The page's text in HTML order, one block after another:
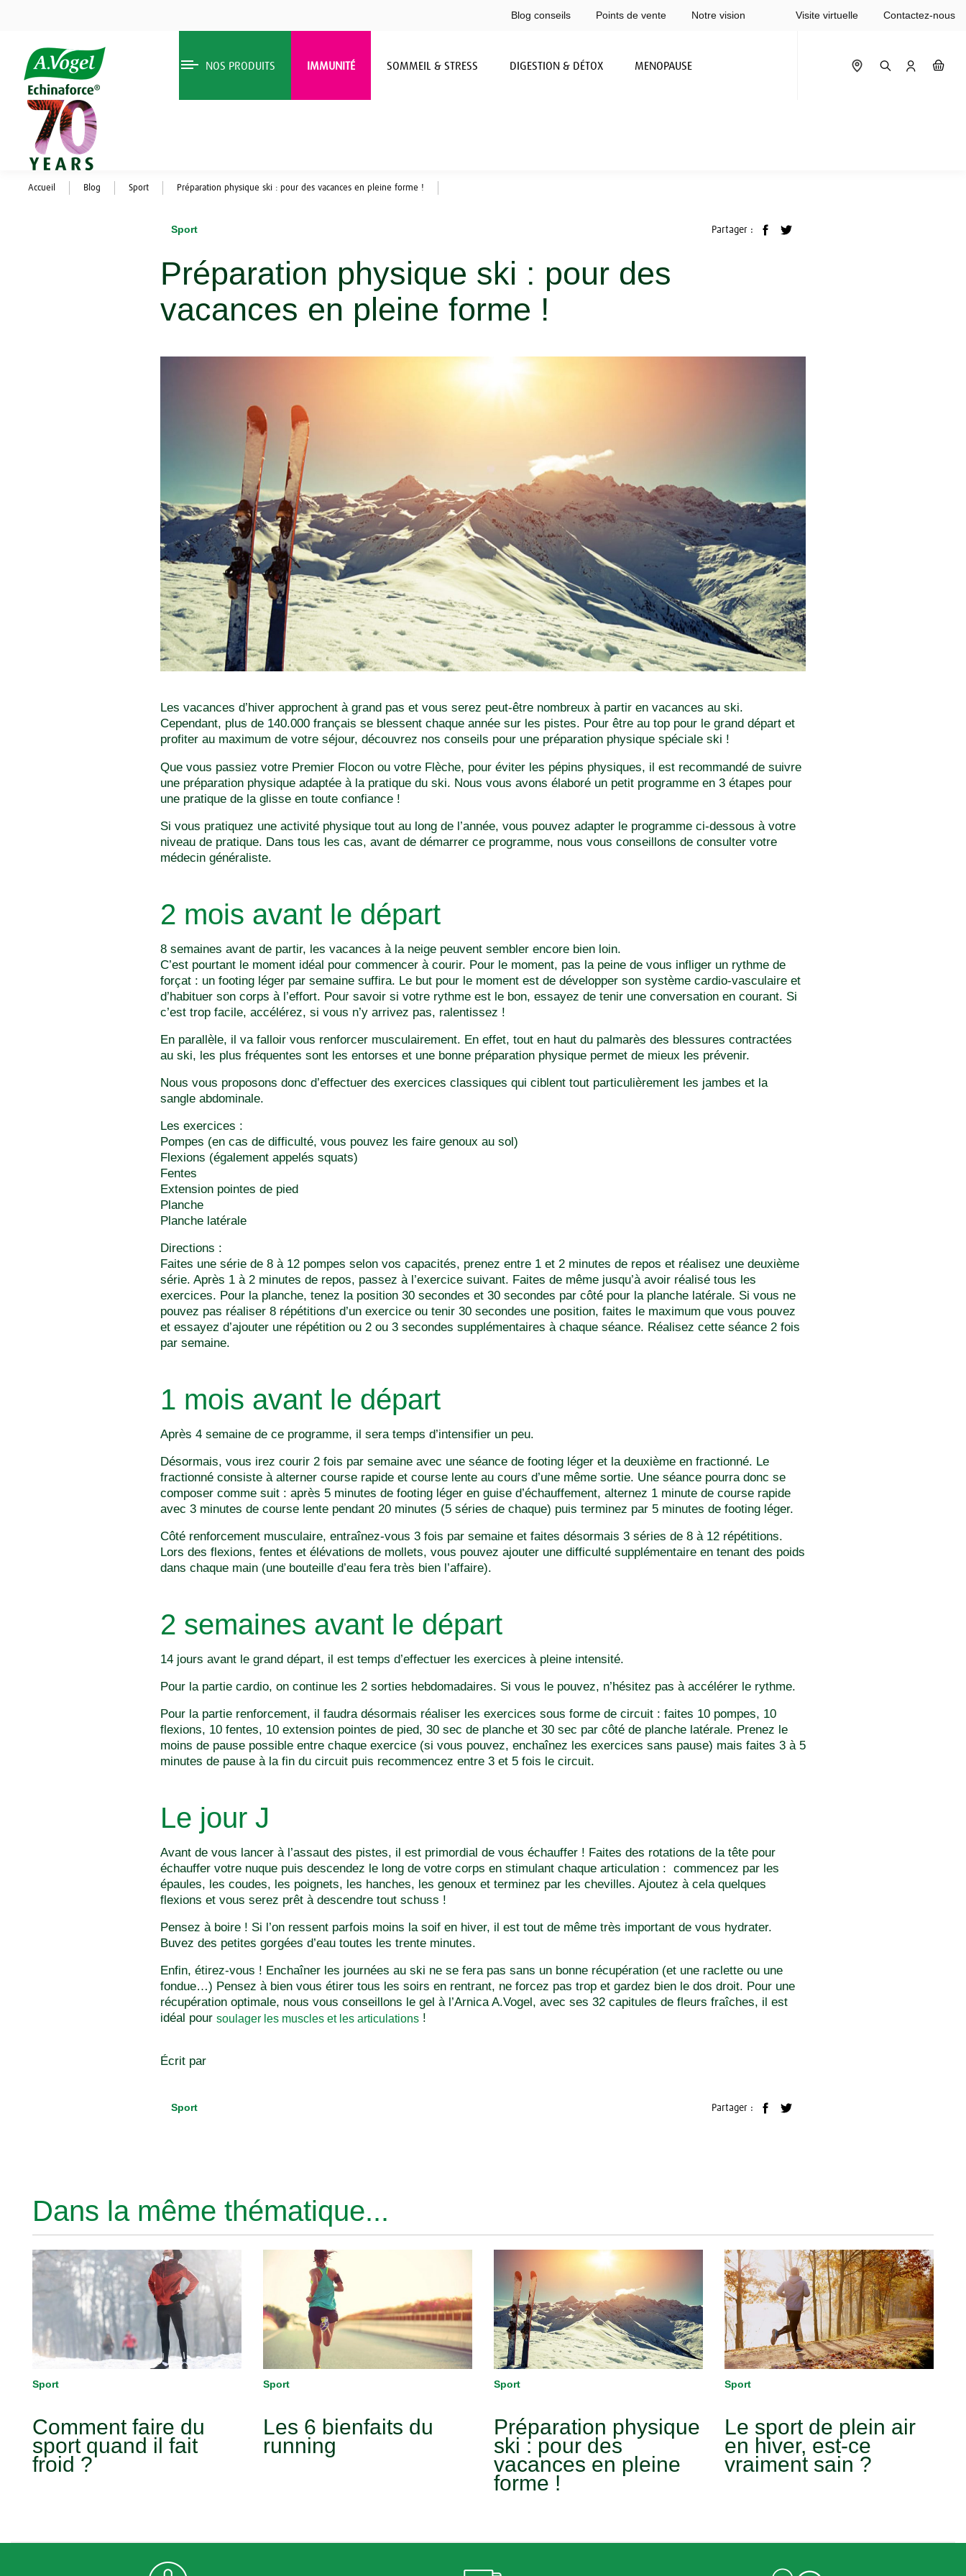
Blog conseils Points de vente Notre vision Visite virtuelle Contactez-nous
NOS PRODUITS IMMUNITÉ SOMMEIL & STRESS DIGESTION & DÉTOX MENOPAUSE
Accueil Blog Sport Préparation physique ski : pour des vacances en pleine forme !
Sport Partager :
Préparation physique ski : pour des
vacances en pleine forme !
Les vacances d’hiver approchent à grand pas et vous serez peut-être nombreux à partir en vacances au ski.
Cependant, plus de 140.000 français se blessent chaque année sur les pistes. Pour être au top pour le grand départ et
profiter au maximum de votre séjour, découvrez nos conseils pour une préparation physique spéciale ski !
Que vous passiez votre Premier Flocon ou votre Flèche, pour éviter les pépins physiques, il est recommandé de suivre
une préparation physique adaptée à la pratique du ski. Nous vous avons élaboré un petit programme en 3 étapes pour
une pratique de la glisse en toute confiance !
Si vous pratiquez une activité physique tout au long de l’année, vous pouvez adapter le programme ci-dessous à votre
niveau de pratique. Dans tous les cas, avant de démarrer ce programme, nous vous conseillons de consulter votre
médecin généraliste.
2 mois avant le départ
8 semaines avant de partir, les vacances à la neige peuvent sembler encore bien loin.
C’est pourtant le moment idéal pour commencer à courir. Pour le moment, pas la peine de vous infliger un rythme de
forçat : un footing léger par semaine suffira. Le but pour le moment est de développer son système cardio-vasculaire et
d’habituer son corps à l’effort. Pour savoir si votre rythme est le bon, essayez de tenir une conversation en courant. Si
c’est trop facile, accélérez, si vous n’y arrivez pas, ralentissez !
En parallèle, il va falloir vous renforcer musculairement. En effet, tout en haut du palmarès des blessures contractées
au ski, les plus fréquentes sont les entorses et une bonne préparation physique permet de mieux les prévenir.
Nous vous proposons donc d’effectuer des exercices classiques qui ciblent tout particulièrement les jambes et la
sangle abdominale.
Les exercices :
Pompes (en cas de difficulté, vous pouvez les faire genoux au sol)
Flexions (également appelés squats)
Fentes
Extension pointes de pied
Planche
Planche latérale
Directions :
Faites une série de 8 à 12 pompes selon vos capacités, prenez entre 1 et 2 minutes de repos et réalisez une deuxième
série. Après 1 à 2 minutes de repos, passez à l’exercice suivant. Faites de même jusqu’à avoir réalisé tous les
exercices. Pour la planche, tenez la position 30 secondes et 30 secondes par côté pour la planche latérale. Si vous ne
pouvez pas réaliser 8 répétitions d’un exercice ou tenir 30 secondes une position, faites le maximum que vous pouvez
et essayez d’ajouter une répétition ou 2 ou 3 secondes supplémentaires à chaque séance. Réalisez cette séance 2 fois
par semaine.
1 mois avant le départ
Après 4 semaine de ce programme, il sera temps d’intensifier un peu.
Désormais, vous irez courir 2 fois par semaine avec une séance de footing léger et la deuxième en fractionné. Le
fractionné consiste à alterner course rapide et course lente au cours d’une même sortie. Une séance pourra donc se
composer comme suit : après 5 minutes de footing léger en guise d’échauffement, alternez 1 minute de course rapide
avec 3 minutes de course lente pendant 20 minutes (5 séries de chaque) puis terminez par 5 minutes de footing léger.
Côté renforcement musculaire, entraînez-vous 3 fois par semaine et faites désormais 3 séries de 8 à 12 répétitions.
Lors des flexions, fentes et élévations de mollets, vous pouvez ajouter une difficulté supplémentaire en tenant des poids
dans chaque main (une bouteille d’eau fera très bien l’affaire).
2 semaines avant le départ
14 jours avant le grand départ, il est temps d’effectuer les exercices à pleine intensité.
Pour la partie cardio, on continue les 2 sorties hebdomadaires. Si vous le pouvez, n’hésitez pas à accélérer le rythme.
Pour la partie renforcement, il faudra désormais réaliser les exercices sous forme de circuit : faites 10 pompes, 10
flexions, 10 fentes, 10 extension pointes de pied, 30 sec de planche et 30 sec par côté de planche latérale. Prenez le
moins de pause possible entre chaque exercice (si vous pouvez, enchaînez les exercices sans pause) mais faites 3 à 5
minutes de pause à la fin du circuit puis recommencez entre 3 et 5 fois le circuit.
Le jour J
Avant de vous lancer à l’assaut des pistes, il est primordial de vous échauffer ! Faites des rotations de la tête pour
échauffer votre nuque puis descendez le long de votre corps en stimulant chaque articulation : commencez par les
épaules, les coudes, les poignets, les hanches, les genoux et terminez par les chevilles. Ajoutez à cela quelques
flexions et vous serez prêt à descendre tout schuss !
Pensez à boire ! Si l’on ressent parfois moins la soif en hiver, il est tout de même très important de vous hydrater.
Buvez des petites gorgées d’eau toutes les trente minutes.
Enfin, étirez-vous ! Enchaîner les journées au ski ne se fera pas sans un bonne récupération (et une raclette ou une
fondue…) Pensez à bien vous étirer tous les soirs en rentrant, ne forcez pas trop et gardez bien le dos droit. Pour une
récupération optimale, nous vous conseillons le gel à l’Arnica A.Vogel, avec ses 32 capitules de fleurs fraîches, il est
idéal pour soulager les muscles et les articulations!
Écrit par
Sport Partager :
Dans la même thématique...
Sport
Comment faire du
sport quand il fait
froid ?
Sport
Les 6 bienfaits du
running
Sport
Préparation physique
ski : pour des
vacances en pleine
forme !
Sport
Le sport de plein air
en hiver, est-ce
vraiment sain ?